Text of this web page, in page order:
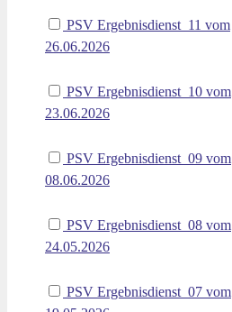
PSV Ergebnisdienst_11 vom
26.06.2026
PSV Ergebnisdienst_10 vom
23.06.2026
PSV Ergebnisdienst_09 vom
08.06.2026
PSV Ergebnisdienst_08 vom
24.05.2026
PSV Ergebnisdienst_07 vom